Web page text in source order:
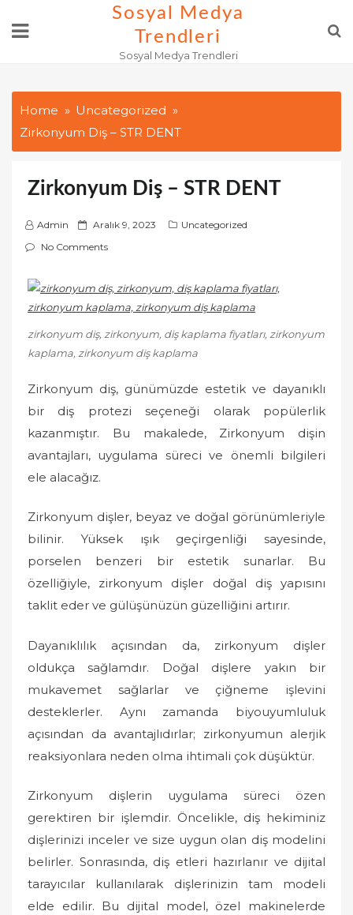
Sosyal Medya
Trendleri
Sosyal Medya Trendleri
Home
Uncategorized
Zirkonyum Diş – STR DENT
Zirkonyum Diş – STR DENT
Admin
P
o
o
n
Aralık 9, 2023
Uncategorized
No Comments
zirkonyum diş, zirkonyum, diş kaplama fiyatları, zirkonyum
kaplama, zirkonyum diş kaplama
Zirkonyum diş, günümüzde estetik ve dayanıklı
bir diş protezi seçeneği olarak popülerlik
kazanmıştır. Bu makalede, Zirkonyum dişin
avantajları, uygulama süreci ve önemli bilgileri
ele alacağız.
Zirkonyum dişler, beyaz ve doğal görünümleriyle
bilinir. Yüksek ışık geçirgenliği sayesinde,
porselen benzeri bir estetik sunarlar. Bu
özelliğiyle, zirkonyum dişler doğal diş yapısını
taklit eder ve gülüşünüzün güzelliğini artırır.
Dayanıklılık açısından da, zirkonyum dişler
oldukça sağlamdır. Doğal dişlere yakın bir
mukavemet sağlarlar ve çiğneme işlevini
desteklerler. Aynı zamanda biyouyumluluk
açısından da avantajlıdırlar; zirkonyumun alerjik
reaksiyonlara neden olma ihtimali çok düşüktür.
Zirkonyum dişlerin uygulama süreci özen
gerektiren bir işlemdir. Öncelikle, diş hekiminiz
dişlerinizi inceler ve size uygun olan diş modelini
belirler. Sonrasında, diş etleri hazırlanır ve dijital
tarayıcılar kullanılarak dişlerinizin tam modeli
elde edilir. Bu dijital model, özel makinelerde